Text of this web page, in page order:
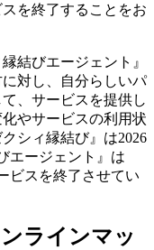
を終了することをお
結びエージェント』
対し、自分らしいパ
、サービスを提供し
やサービスの利用状
シィ縁結び』は2026
エージェント』は
ビスを終了させてい
ラインマッ